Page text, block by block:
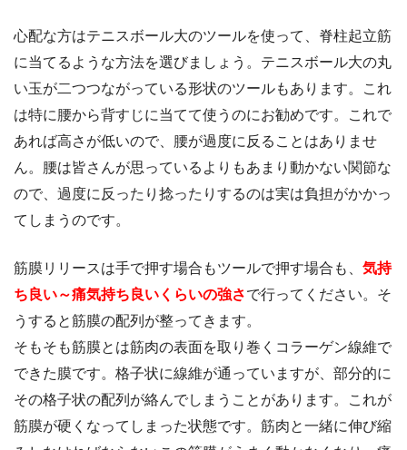
心配な方はテニスボール大のツールを使って、脊柱起立筋
に当てるような方法を選びましょう。テニスボール大の丸
い玉が二つつながっている形状のツールもあります。これ
は特に腰から背すじに当てて使うのにお勧めです。これで
あれば高さが低いので、腰が過度に反ることはありませ
ん。腰は皆さんが思っているよりもあまり動かない関節な
ので、過度に反ったり捻ったりするのは実は負担がかかっ
てしまうのです。
筋膜リリースは手で押す場合もツールで押す場合も、 気持
ち良い～痛気持ち良いくらいの強さで行ってください。そ
うすると筋膜の配列が整ってきます。
そもそも筋膜とは筋肉の表面を取り巻くコラーゲン線維で
できた膜です。格子状に線維が通っていますが、部分的に
その格子状の配列が絡んでしまうことがあります。これが
筋膜が硬くなってしまった状態です。筋肉と一緒に伸び縮